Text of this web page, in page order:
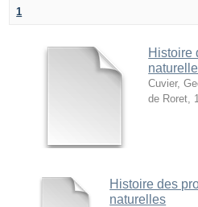
1
Histoire
Cuvier,
de Roret
Histoire des
naturelles